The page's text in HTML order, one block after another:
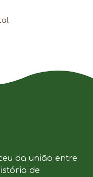
da união entre
de